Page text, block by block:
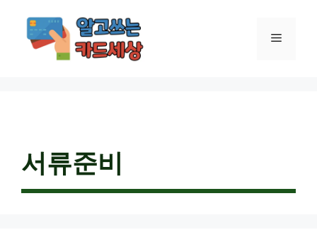
메
서류준비